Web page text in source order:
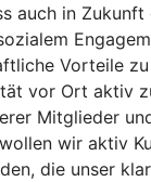
auch in
Vorteile
vor Ort aktiv
Mitglieder
wir aktiv
die unser